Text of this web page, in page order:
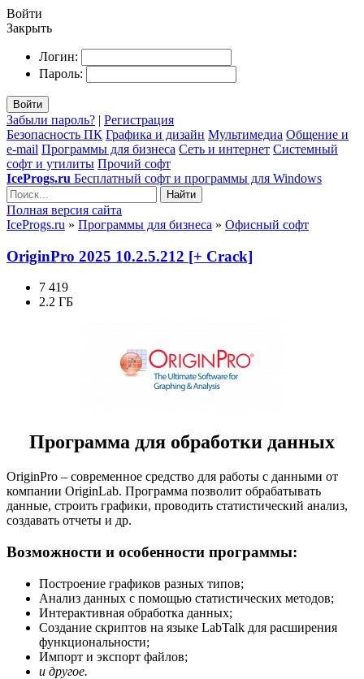
Войти
Закрыть
Логин:
Пароль:
Войти
Забыли пароль? | Регистрация
Безопасность ПК Графика и дизайн Мультимедиа Общение и
e-mail Программы для бизнеса Сеть и интернет Системный
софт и утилиты Прочий софт
IceProgs.ru Бесплатный софт и программы для Windows
Найти
Полная версия сайта
IceProgs.ru » Программы для бизнеса » Офисный софт
OriginPro 2025 10.2.5.212 [+ Crack]
7 419
2.2 ГБ
Программа для обработки данных
OriginPro – современное средство для работы с данными от
компании OriginLab. Программа позволит обрабатывать
данные, строить графики, проводить статистический анализ,
создавать отчеты и др.
Возможности и особенности программы:
Построение графиков разных типов;
Анализ данных с помощью статистических методов;
Интерактивная обработка данных;
Создание скриптов на языке LabTalk для расширения
функциональности;
Импорт и экспорт файлов;
и другое.